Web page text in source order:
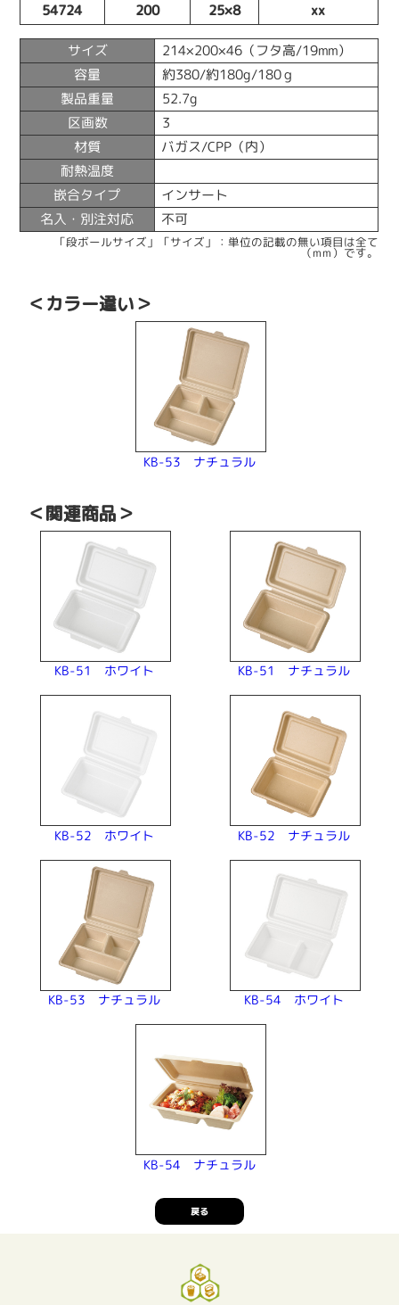
54724 200 25×8 xx
サイズ 214×200×46（フタ高/19mm）
容量 約380/約180g/180ｇ
製品重量 52.7g
区画数 3
材質 バガス/CPP（内）
耐熱温度
嵌合タイプ インサート
名入・別注対応 不可
「段ボールサイズ」「サイズ」：単位の記載の無い項目は全て
（mm）です。
＜カラー違い＞
KB-53 ナチュラル
＜関連商品＞
KB-51 ホワイト KB-51 ナチュラル
KB-52 ホワイト KB-52 ナチュラル
KB-53 ナチュラル KB-54 ホワイト
KB-54 ナチュラル
戻る